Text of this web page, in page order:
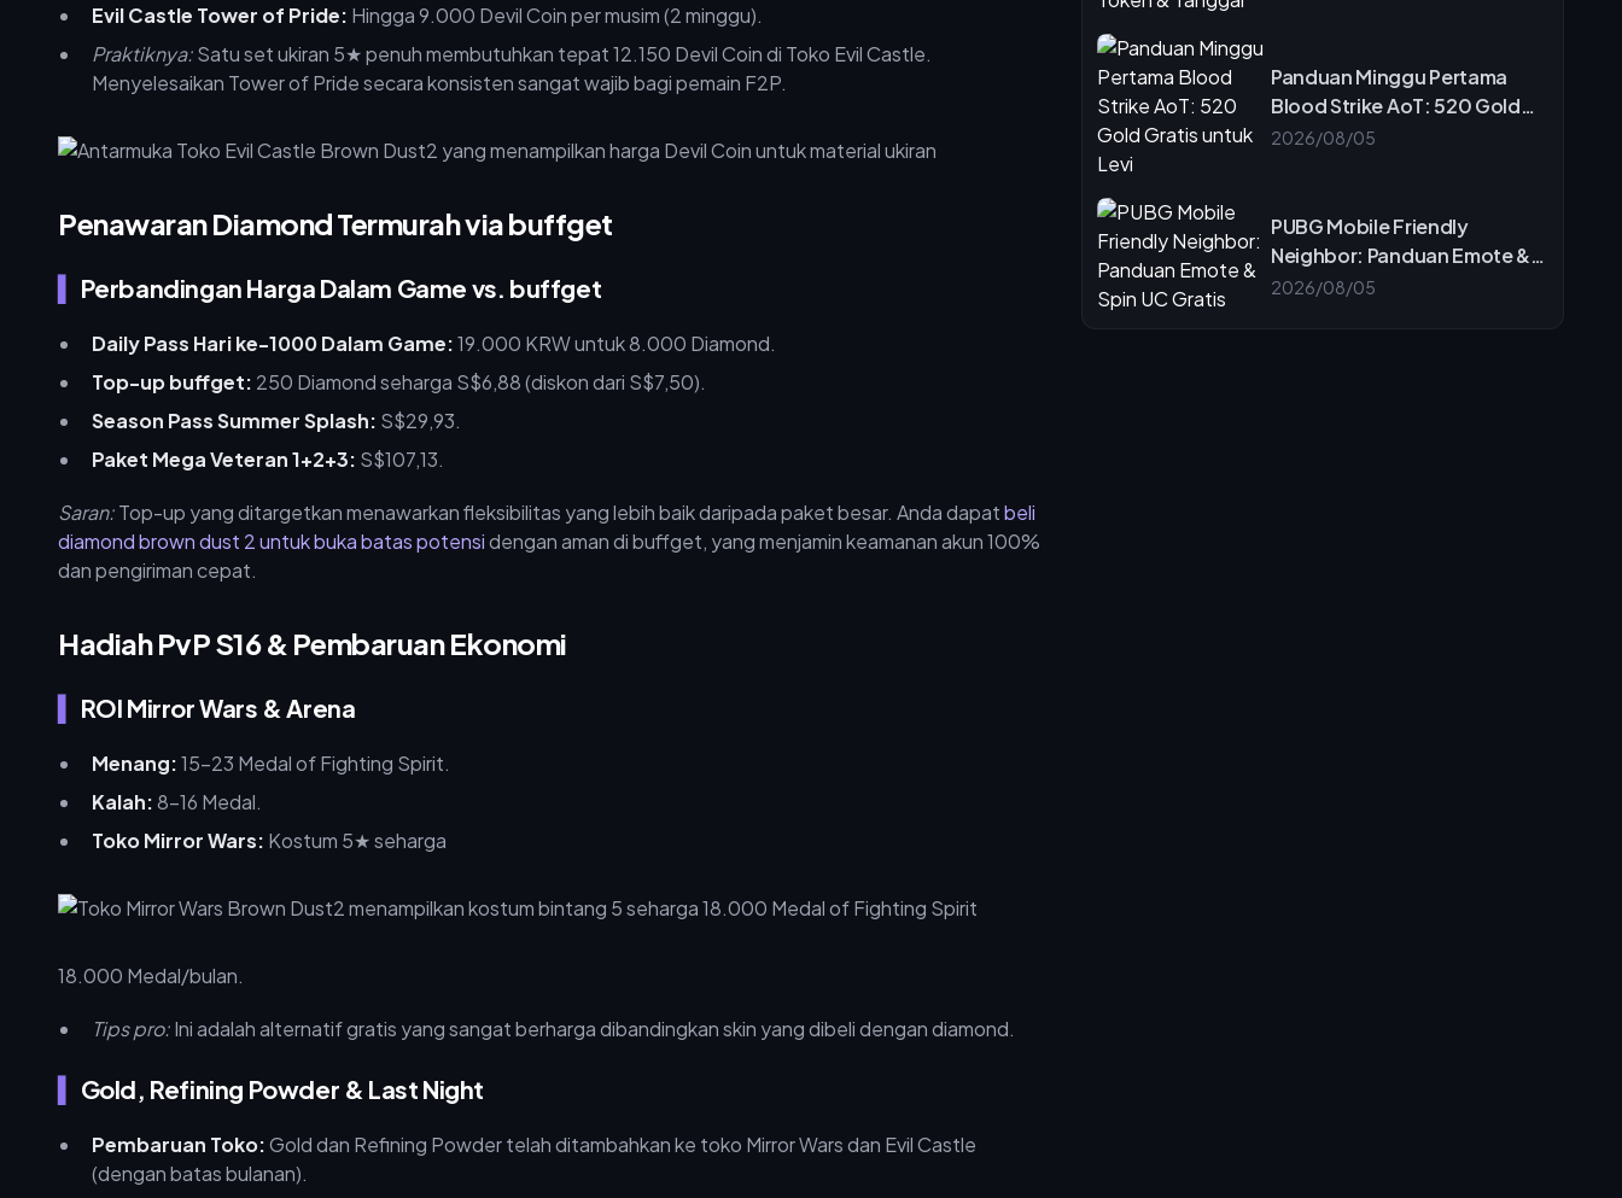
Panduan Minggu Pertama
Blood Strike AoT: 520 Gold
Gratis untuk Levi
2026/08/05
PUBG Mobile Friendly
Neighbor: Panduan Emote &
Spin UC Gratis
2026/08/05
Evil Castle Tower of Pride: Hingga 9.000 Devil Coin per musim (2 minggu).
Praktiknya:Satu set ukiran 5★ penuh membutuhkan tepat 12.150 Devil Coin di Toko Evil Castle.
Menyelesaikan Tower of Pride secara konsisten sangat wajib bagi pemain F2P.
Penawaran Diamond Termurah via buffget
Perbandingan Harga Dalam Game vs. buffget
Daily Pass Hari ke-1000 Dalam Game:19.000 KRW untuk 8.000 Diamond.
Top-up buffget: 250 Diamond seharga S$6,88 (diskon dari S$7,50).
Season Pass Summer Splash: S$29,93.
Paket Mega Veteran 1+2+3: S$107,13.
Saran:Top-up yang ditargetkan menawarkan fleksibilitas yang lebih baik daripada paket besar. Anda dapatbeli
diamond brown dust 2 untuk buka batas potensidengan aman di buffget, yang menjamin keamanan akun 100%
dan pengiriman cepat.
Hadiah PvP S16 & Pembaruan Ekonomi
ROI Mirror Wars & Arena
Menang:15-23 Medal of Fighting Spirit.
Kalah:8-16 Medal.
Toko Mirror Wars: Kostum 5★ seharga
18.000 Medal/bulan.
Tips pro:Ini adalah alternatif gratis yang sangat berharga dibandingkan skin yang dibeli dengan diamond.
Gold, Refining Powder & Last Night
Pembaruan Toko:Gold dan Refining Powder telah ditambahkan ke toko Mirror Wars dan Evil Castle
(dengan batas bulanan).